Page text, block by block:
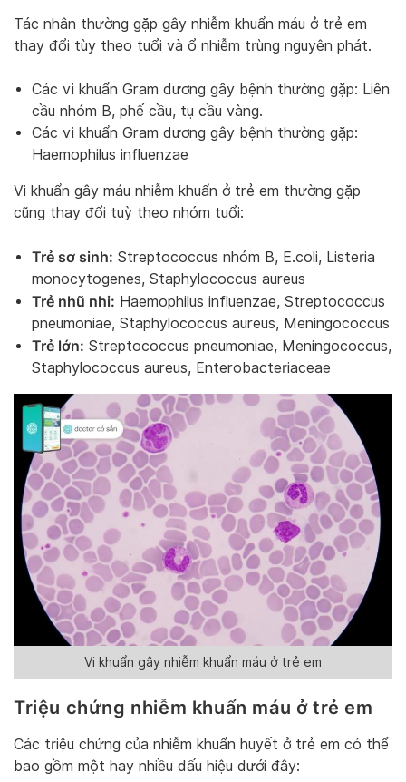
Tác nhân thường gặp gây nhiễm khuẩn máu ở trẻ em
thay đổi tùy theo tuổi và ổ nhiễm trùng nguyên phát.
Các vi khuẩn Gram dương gây bệnh thường gặp: Liên
cầu nhóm B, phế cầu, tụ cầu vàng.
Các vi khuẩn Gram dương gây bệnh thường gặp:
Haemophilus influenzae
Vi khuẩn gây máu nhiễm khuẩn ở trẻ em thường gặp
cũng thay đổi tuỳ theo nhóm tuổi:
Trẻ sơ sinh: Streptococcus nhóm B, E.coli, Listeria
monocytogenes, Staphylococcus aureus
Trẻ nhũ nhi: Haemophilus influenzae, Streptococcus
pneumoniae, Staphylococcus aureus, Meningococcus
Trẻ lớn: Streptococcus pneumoniae, Meningococcus,
Staphylococcus aureus, Enterobacteriaceae
Vi khuẩn gây nhiễm khuẩn máu ở trẻ em
Triệu chứng nhiễm khuẩn máu ở trẻ em
Các triệu chứng của nhiễm khuẩn huyết ở trẻ em có thể
bao gồm một hay nhiều dấu hiệu dưới đây: